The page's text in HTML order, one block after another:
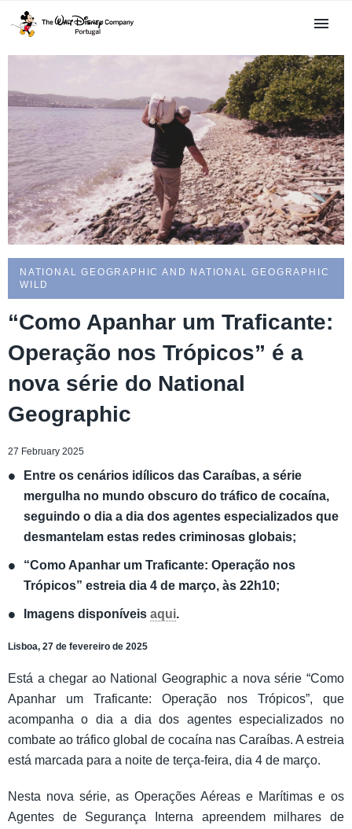
NATIONAL GEOGRAPHIC AND NATIONAL GEOGRAPHIC
WILD
“Como Apanhar um Traficante:
Operação nos Trópicos” é a
nova série do National
Geographic
27 February 2025
Entre os cenários idílicos das Caraíbas, a série
mergulha no mundo obscuro do tráfico de cocaína,
seguindo o dia a dia dos agentes especializados que
desmantelam estas redes criminosas globais;
“Como Apanhar um Traficante: Operação nos
Trópicos” estreia dia 4 de março, às 22h10;
Imagens disponíveis aqui.
Lisboa, 27 de fevereiro de 2025
Está a chegar ao National Geographic a nova série “Como
Apanhar um Traficante: Operação nos Trópicos”, que
acompanha o dia a dia dos agentes especializados no
combate ao tráfico global de cocaína nas Caraíbas. A estreia
está marcada para a noite de terça-feira, dia 4 de março.
Nesta nova série, as Operações Aéreas e Marítimas e os
Agentes de Segurança Interna apreendem milhares de